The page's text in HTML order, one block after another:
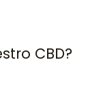
CBD?